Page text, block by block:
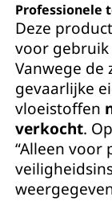
Professionele
Deze
voor
Vanwege de
gevaarlijke
vloeistoffen
verkocht.
“Alleen voor